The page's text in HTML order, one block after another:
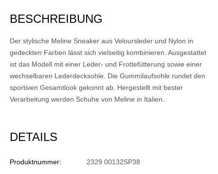
BESCHREIBUNG
Der stylische Meline Sneaker aus Veloursleder und Nylon in
gedeckten Farben lässt sich vielseitig kombinieren. Ausgestattet
ist das Modell mit einer Leder- und Frottefütterung sowie einer
wechselbaren Lederdecksohle. Die Gummilaufsohle rundet den
sportiven Gesamtlook gekonnt ab. Hergestellt mit bester
Verarbeitung werden Schuhe von Meline in Italien.
DETAILS
Produktnummer: 2329 00132SP38